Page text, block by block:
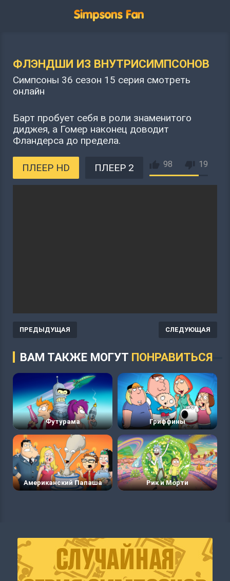
ФЛЭНДШИ ИЗ ВНУТРИСИМПСОНОВ
Симпсоны 36 сезон 15 серия смотреть
онлайн
Барт пробует себя в роли знаменитого
диджея, а Гомер наконец доводит
Фландерса до предела.
ПЛЕЕР HD ПЛЕЕР 2 98 19
ПРЕДЫДУЩАЯ СЛЕДУЮЩАЯ
ВАМ ТАКЖЕ МОГУТ ПОНРАВИТЬСЯ
Футурама Гриффины
Американский Папаша Рик и Морти